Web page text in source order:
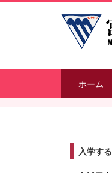
ホーム
入学する